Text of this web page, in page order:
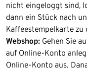
nicht eingeloggt sind,
dann ein Stück nach
Kaffeestempelkarte zu
Webshop: Gehen Sie
auf Online-Konto
Online-Konto aus.